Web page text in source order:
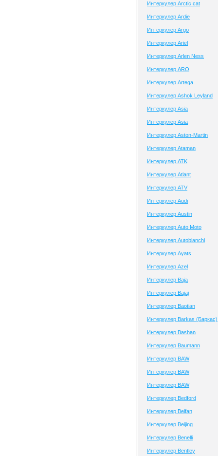
Интеркулер Arctic cat
Интеркулер Ardie
Интеркулер Argo
Интеркулер Ariel
Интеркулер Arlen Ness
Интеркулер ARO
Интеркулер Artega
Интеркулер Ashok Leyland
Интеркулер Asia
Интеркулер Asia
Интеркулер Aston-Martin
Интеркулер Ataman
Интеркулер ATK
Интеркулер Atlant
Интеркулер ATV
Интеркулер Audi
Интеркулер Austin
Интеркулер Auto Moto
Интеркулер Autobianchi
Интеркулер Ayats
Интеркулер Azel
Интеркулер Baja
Интеркулер Bajaj
Интеркулер Baotian
Интеркулер Barkas (Баркас)
Интеркулер Bashan
Интеркулер Baumann
Интеркулер BAW
Интеркулер BAW
Интеркулер BAW
Интеркулер Bedford
Интеркулер Beifan
Интеркулер Beijing
Интеркулер Benelli
Интеркулер Bentley